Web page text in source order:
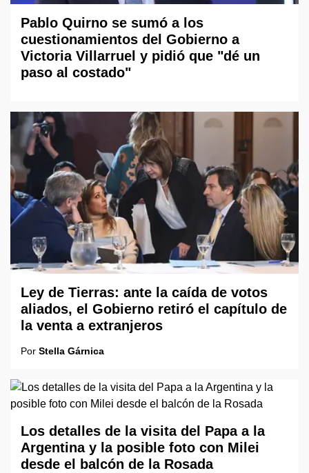
Pablo Quirno se sumó a los
cuestionamientos del Gobierno a
Victoria Villarruel y pidió que "dé un
paso al costado"
Ley de Tierras: ante la caída de votos
aliados, el Gobierno retiró el capítulo de
la venta a extranjeros
Por Stella Gárnica
Los detalles de la visita del Papa a la
Argentina y la posible foto con Milei
desde el balcón de la Rosada